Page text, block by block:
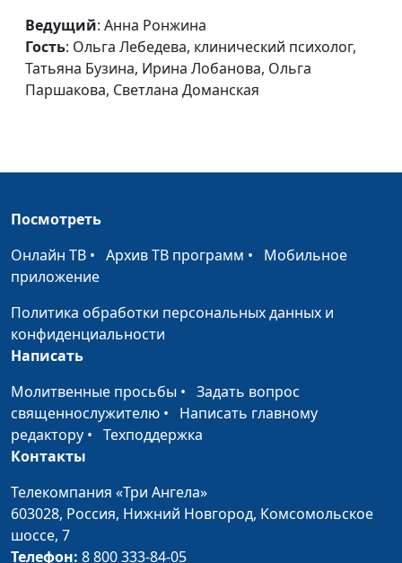
Ключникова, Екатерина
Петреева
Освобождаем детей
Анна Ронжина, Ольга
Петреева, Ольга
Как управлять
своими чувствами?
Анна Ронжина, Ольга
Ключникова, Екатерина
гневом?
Ижогина, психолог;
Наталья Булатова, Ольга
Паршакова, Светлана
Как развить
ответственность у
мужа
Анна Ронжина, Ольга
Ижогина, психолог;
Ведущий: Анна Ронжина
Гость: Ольга Лебедева, клинический психолог,
Татьяна Бузина, Ирина Лобанова, Ольга
Паршакова, Светлана Доманская
Посмотреть
Онлайн ТВ • Архив ТВ программ • Мобильное
приложение
Политика обработки персональных данных и
конфиденциальности
Написать
Молитвенные просьбы • Задать вопрос
священнослужителю • Написать главному
редактору • Техподдержка
Контакты
Телекомпания «Три Ангела»
603028, Россия, Нижний Новгород, Комсомольское
шоссе, 7
Телефон: 8 800 333-84-05